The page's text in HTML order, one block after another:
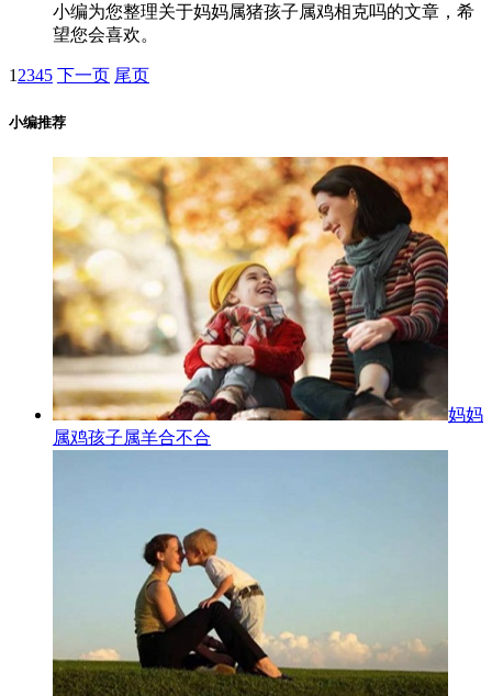
小编为您整理关于妈妈属猪孩子属鸡相克吗的文章，希
望您会喜欢。
1 2345 下一页 尾页
小编推荐
妈妈
属鸡孩子属羊合不合